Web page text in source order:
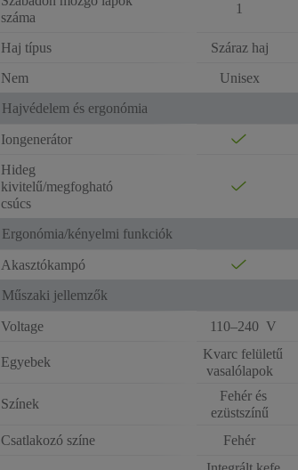
száma
1
Haj típus
Száraz haj
Nem
Unisex
Hajvédelem és ergonómia
Iongenerátor
Hideg
kivitelű/megfogható
csúcs
Ergonómia/kényelmi funkciók
Akasztókampó
Műszaki jellemzők
Voltage 110–240 V
Egyebek
Kvarc felületű
vasalólapok
Színek
Fehér és
ezüstszínű
Csatlakozó színe
Fehér